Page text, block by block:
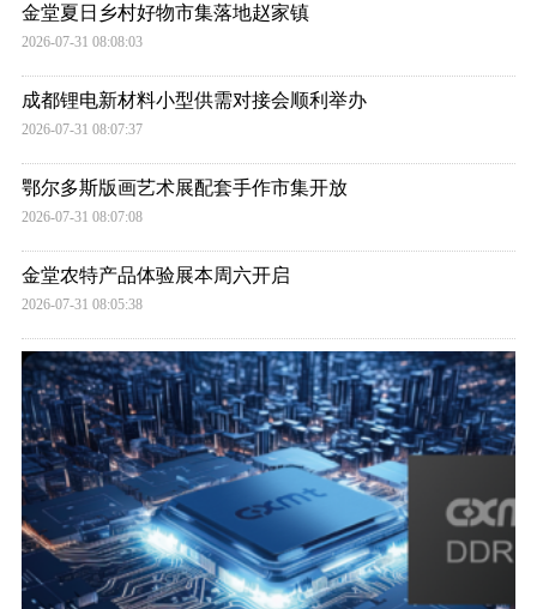
金堂夏日乡村好物市集落地赵家镇
2026-07-31 08:08:03
成都锂电新材料小型供需对接会顺利举办
2026-07-31 08:07:37
鄂尔多斯版画艺术展配套手作市集开放
2026-07-31 08:07:08
金堂农特产品体验展本周六开启
2026-07-31 08:05:38